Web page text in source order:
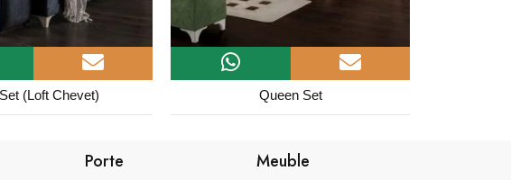
Queen Set Latina Set
Porte Meuble